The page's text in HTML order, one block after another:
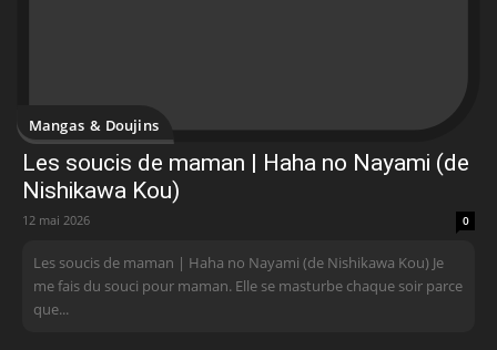
Mangas & Doujins
Les soucis de maman | Haha no Nayami (de
Nishikawa Kou)
12 mai 2026 0
Les soucis de maman | Haha no Nayami (de Nishikawa Kou) Je
me fais du souci pour maman. Elle se masturbe chaque soir parce
que...